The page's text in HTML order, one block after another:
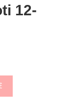
12-